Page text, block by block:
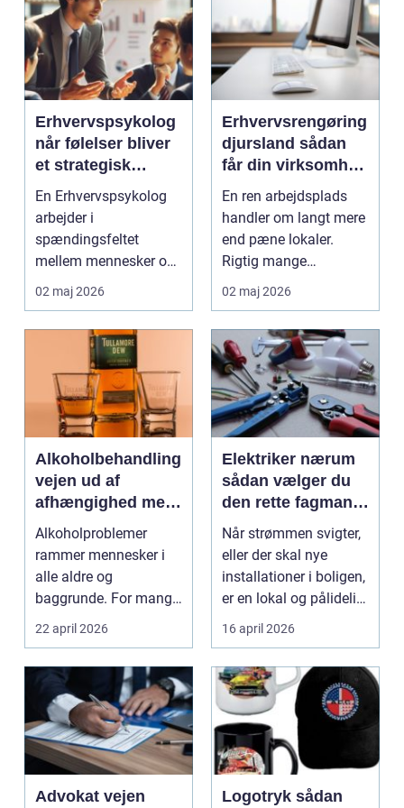
Erhvervspsykolog
når følelser bliver
et strategisk
værktøj i
arbejdslivet
En Erhvervspsykolog
arbejder i
spændingsfeltet
mellem mennesker og
forretning. Fokus er
ikke kun på ...
02 maj 2026
Erhvervsrengøring
djursland sådan
får din virksomhed
mest muligt ud af
rengøringen
En ren arbejdsplads
handler om langt mere
end pæne lokaler.
Rigtig mange
virksomheder på
Djursland o...
02 maj 2026
Alkoholbehandling
vejen ud af
afhængighed med
professionel støtte
Alkoholproblemer
rammer mennesker i
alle aldre og
baggrunde. For mange
starter det med
hyggedrik på ...
22 april 2026
Elektriker nærum
sådan vælger du
den rette fagmand
til dine el-opgaver
Når strømmen svigter,
eller der skal nye
installationer i boligen,
er en lokal og pålidelig
elektrik...
16 april 2026
Advokat vejen
Logotryk sådan